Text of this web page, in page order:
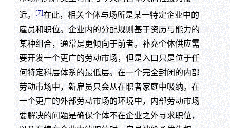
近。 [7]在此，相关个体与场所是某一特定企业中的
雇员和职位。企业内的分配规则基于资历与能力的
某种组合，通常是更倾向于前者。补充个体供应需
要开发一个更广的劳动市场，但是入口只是位于任
何特定科层体系的最低层。在一个完全封闭的内部
劳动市场中，新雇员只会从在职者家庭中吸纳。在
一个更广的外部劳动市场的环境中，内部劳动市场
要解决的问题是确保个体不在企业之外寻求职位，